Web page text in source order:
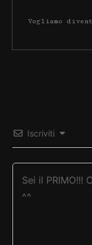
Vogliamo
Iscriviti